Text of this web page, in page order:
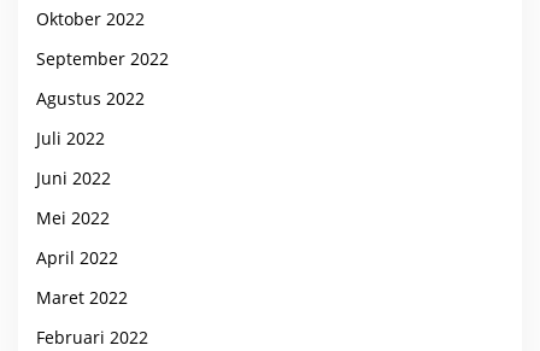
Oktober 2022
September 2022
Agustus 2022
Juli 2022
Juni 2022
Mei 2022
April 2022
Maret 2022
Februari 2022